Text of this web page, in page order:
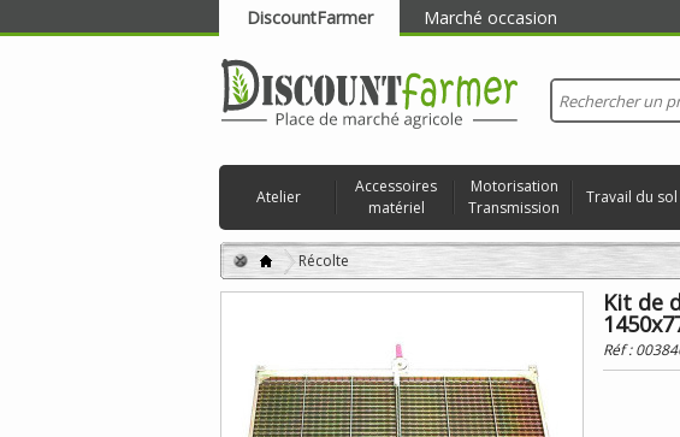
DiscountFarmer Marché occasion
RECHERCHER
Atelier
Accessoires
matériel
Motorisation
Transmission
Travail du sol
Récolte
Kit de
Réf :